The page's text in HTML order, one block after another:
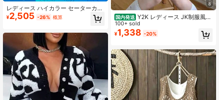
レディース ハイカラー セーターカー
ディガン 大きめジッパー＆マルチボ
タン付き スタイリッシュデザイン ホ
¥2,505 -26% 概算
8
国内発送 Y2K レディース JK制服風
セーターベスト Vネック ノースリー
ブ プルオーバー 無地 高弾力 春秋 重
ね着 テーマイベント コーデ
100+ sold
¥1,338 -20%